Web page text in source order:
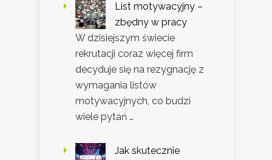
List motywacyjny –
zbędny w pracy
W dzisiejszym świecie
rekrutacji coraz więcej firm
decyduje się na rezygnację z
wymagania listów
motywacyjnych, co budzi
wiele pytań …
Jak skutecznie